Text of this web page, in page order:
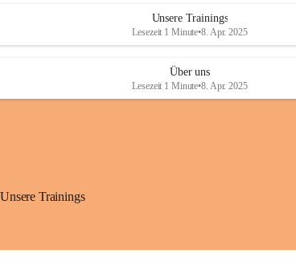
Unsere Trainings
Lesezeit 1 Minute•8. Apr. 2025
Über uns
Lesezeit 1 Minute•8. Apr. 2025
Unsere Trainings